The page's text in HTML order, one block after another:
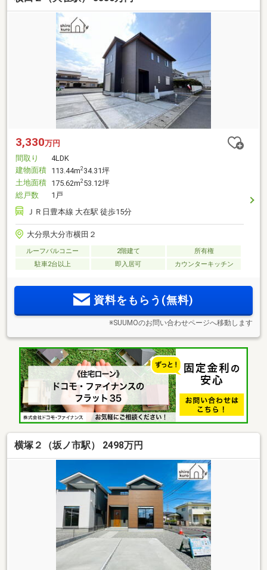
3,330万円
間取り
4LDK
建物面積 113.44m2 34.31坪
土地面積 175.62m2 53.12坪
総戸数
1戸
ＪＲ日豊本線 大在駅 徒歩15分
大分県大分市横田２
ルーフバルコニー 2階建て
所有権
駐車2台以上
即入居可 カウンターキッチン
資料をもらう(無料)
※SUUMOのお問い合わせページへ移動します
横塚２（坂ノ市駅） 2498万円